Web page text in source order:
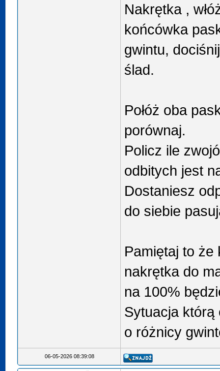
Nakrętka ,
końcówka
gwintu,
ślad.
Połóż oba
porównaj.
Policz ile
odbitych jest
Dostaniesz
do siebie
Pamiętaj to że
nakrętka do
na 100%
Sytuacja
o różnicy
06-05-2026 08:39:08